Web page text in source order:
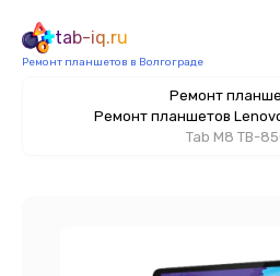
tab-iq.ru
Ремонт планшетов в Волгограде
Ремонт
Ремонт планшетов
Tab M8 TB-